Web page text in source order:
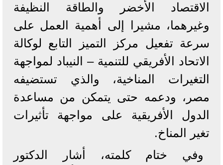
الاقتصاد الأخضر والطاقة النظيفة
وغيرهما، مشيرا إلى أهمية العمل على
سرعة تفعيل مركز التميز التابع لوكالة
الاتحاد الأفريقي للتنمية – النيباد لمواجهة
التغيرات المناخية، والذي تستضيفه
مصر، ودعمه حتى يتمكن من مساعدة
الدول الأفريقية على مواجهة تأثيرات
تغير المناخ.
وفي ختام كلمته، أشار الدكتور